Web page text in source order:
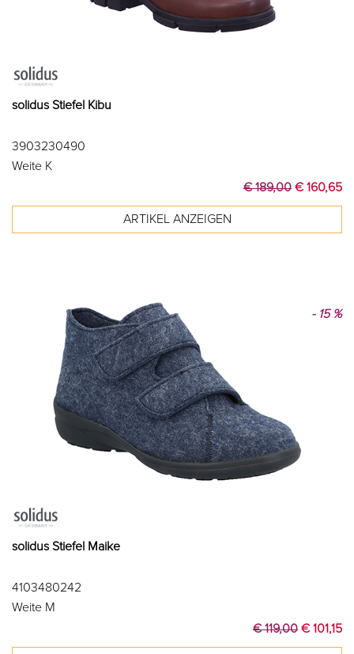
solidus Stiefel Kibu
3903230490
Weite K
€ 189,00 € 160,65
solidus Stiefel Maike
4103480242
Weite M
€ 119,00 € 101,15
- 15 %